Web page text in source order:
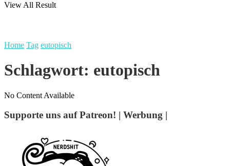
View All Result
Home Tag eutopisch
Schlagwort: eutopisch
No Content Available
Supporte uns auf Patreon! | Werbung |